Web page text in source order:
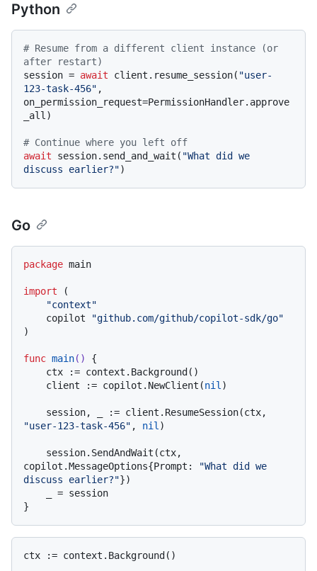
Python
# Resume from a different client instance (or
after restart)
session = await client.resume_session( "user-
123-task-456" ,
on_permission_request=PermissionHandler.approve
_all)
# Continue where you left off
await session.send_and_wait( "What did we
discuss earlier?"
Go
package main
import (
"context"
    copilot
"github.com/github/copilot-sdk/go"
)
func main()
{
    client := copilot.NewClient(
nil)
"user-123-task-456" , nil)
copilot.MessageOptions{Prompt:
"What did we
discuss earlier?"})
ctx := context.Background()